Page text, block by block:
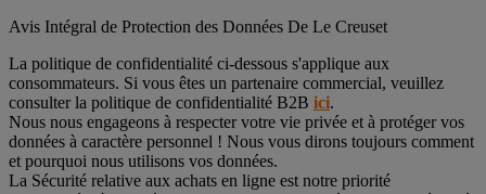
Avis Intégral de Protection des Données De Le Creuset
La politique de confidentialité ci-dessous s'applique aux
consommateurs. Si vous êtes un partenaire commercial, veuillez
consulter la politique de confidentialité B2B ici.
Nous nous engageons à respecter votre vie privée et à protéger vos
données à caractère personnel ! Nous vous dirons toujours comment
et pourquoi nous utilisons vos données.
La Sécurité relative aux achats en ligne est notre priorité